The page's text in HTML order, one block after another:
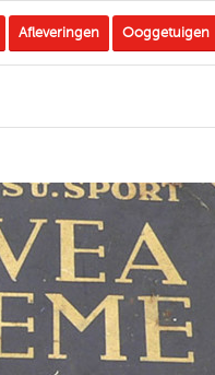
Afleveringen Ooggetuigen